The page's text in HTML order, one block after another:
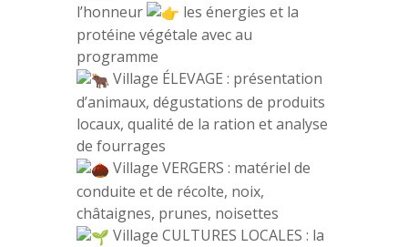
l’honneur
les énergies et la
protéine végétale avec au
programme
Village ÉLEVAGE : présentation
d’animaux, dégustations de produits
locaux, qualité de la ration et analyse
de fourrages
Village VERGERS : matériel de
conduite et de récolte, noix,
châtaignes, prunes, noisettes
Village CULTURES LOCALES : la